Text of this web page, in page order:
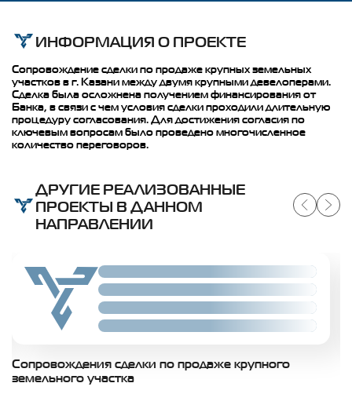
ИНФОРМАЦИЯ О ПРОЕКТЕ
Сопровождение сделки по продаже крупных земельных
участков в г. Казани между двумя крупными девелоперами.
Сделка была осложнена получением финансирования от
Банка, в связи с чем условия сделки проходили длительную
процедуру согласования. Для достижения согласия по
ключевым вопросам было проведено многочисленное
количество переговоров.
ДРУГИЕ РЕАЛИЗОВАННЫЕ
ПРОЕКТЫ В ДАННОМ
НАПРАВЛЕНИИ
Slide 02
Slide 02
Slide 02
Slide 02
Сопровождения сделки по продаже крупного
земельного участка